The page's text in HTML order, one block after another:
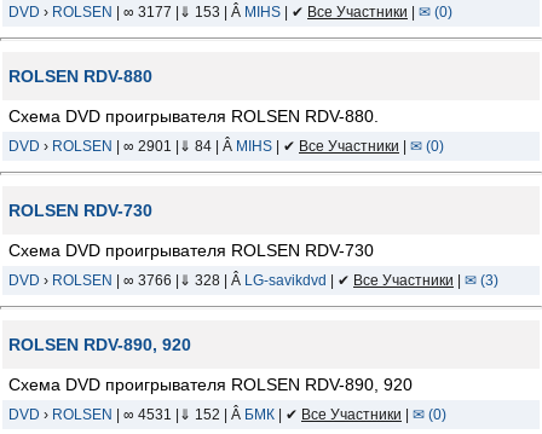
DVD › ROLSEN | ∞ 3177 |⇓ 153 | Â MIHS | ✔ Все Участники ✉ (0)
ROLSEN RDV-880
Схема DVD проигрывателя ROLSEN RDV-880.
DVD › ROLSEN | ∞ 2901 |⇓ 84 | Â MIHS | ✔ Все Участники ✉ (0)
ROLSEN RDV-730
Схема DVD проигрывателя ROLSEN RDV-730
DVD › ROLSEN | ∞ 3766 |⇓ 328 | Â LG-savikdvd | ✔ Все Участники ✉ (3)
ROLSEN RDV-890, 920
Схема DVD проигрывателя ROLSEN RDV-890, 920
DVD › ROLSEN | ∞ 4531 |⇓ 152 | Â БМК | ✔ Все Участники ✉ (0)